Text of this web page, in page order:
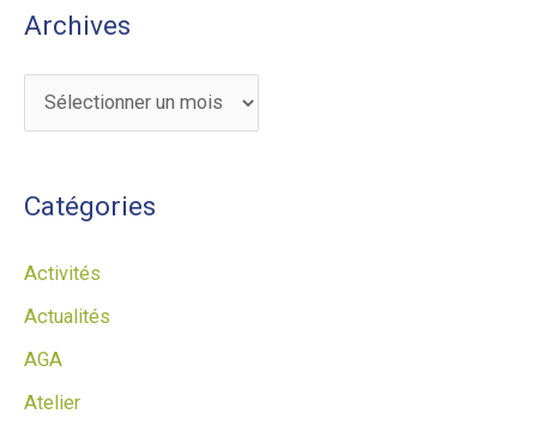
Archives
Catégories
Activités
Actualités
AGA
Atelier